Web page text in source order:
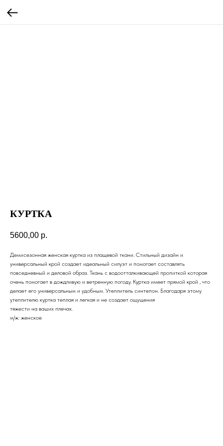
КУРТКА
5600,00 р.
Демисезонная женская куртка из плащевой ткани. Стильный дизайн и
универсальный крой создает идеальный силуэт и помогает составлять
повседневный и деловой образ. Ткань с водоотталкивающей пропиткой которая
очень помогает в дождливую и ветренную погоду. Куртка имеет прямой крой , что
делает его универсальным и удобным. Утеплитель синтепон. Благодаря этому
утеплителю куртка теплая и легкая и не создает ощущения
тяжести на ваших плечах.
м/ж: женское